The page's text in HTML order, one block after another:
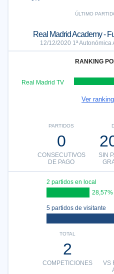
ÚLTIMO
Real Madrid Academy -
12/12/2020 1ª
RANKING
Real Madrid TV
Ver
SIN
PARTIDOS
0
CONSECUTIVOS
DE PAGO
2 partidos en local
28,57%
5 partidos de visitante
VS
TOTAL
2
COMPETICIONES